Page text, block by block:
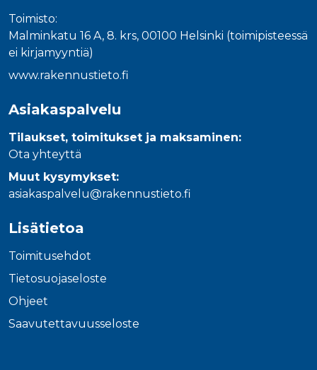
Toimisto:
Malminkatu 16 A, 8. krs, 00100 Helsinki (toimipisteessä
ei kirjamyyntiä)
www.rakennustieto.fi
Asiakaspalvelu
Tilaukset, toimitukset ja maksaminen:
Ota yhteyttä
Muut kysymykset:
asiakaspalvelu@rakennustieto.fi
Lisätietoa
Toimitusehdot
Tietosuojaseloste
Ohjeet
Saavutettavuusseloste